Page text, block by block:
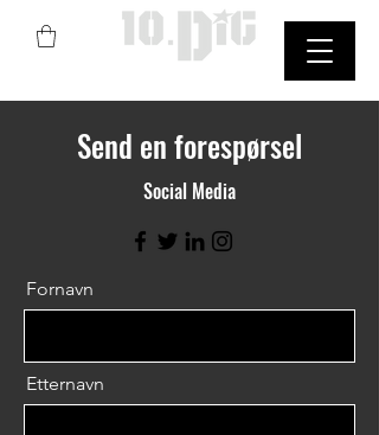
Send en forespørsel
Social Media
Fornavn
Etternavn